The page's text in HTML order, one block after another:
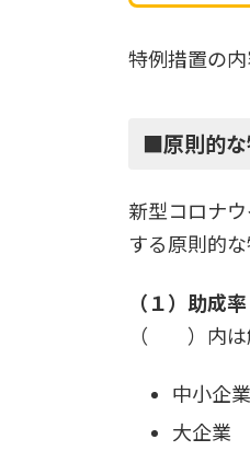
特例措置の内
■原則的な
新型コロナ
する原則的
（１）助成率
（ ）内は
中小企
大企業